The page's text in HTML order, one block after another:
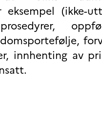
(ikke-
innhenting av